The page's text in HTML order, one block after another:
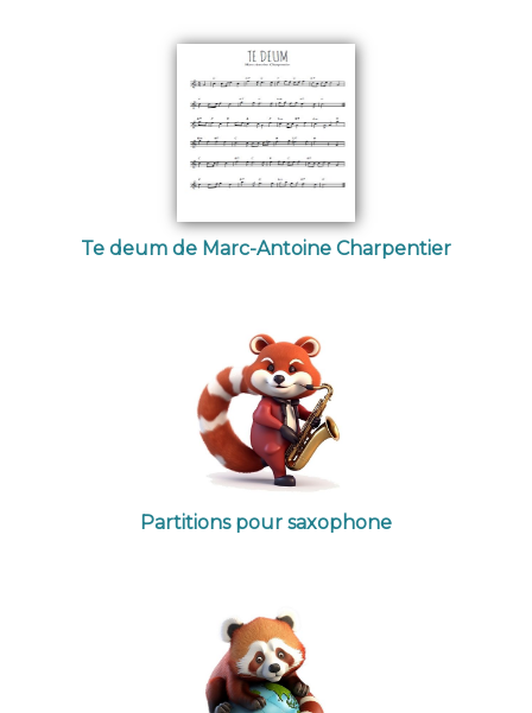
Te deum de Marc-Antoine Charpentier
Partitions pour saxophone